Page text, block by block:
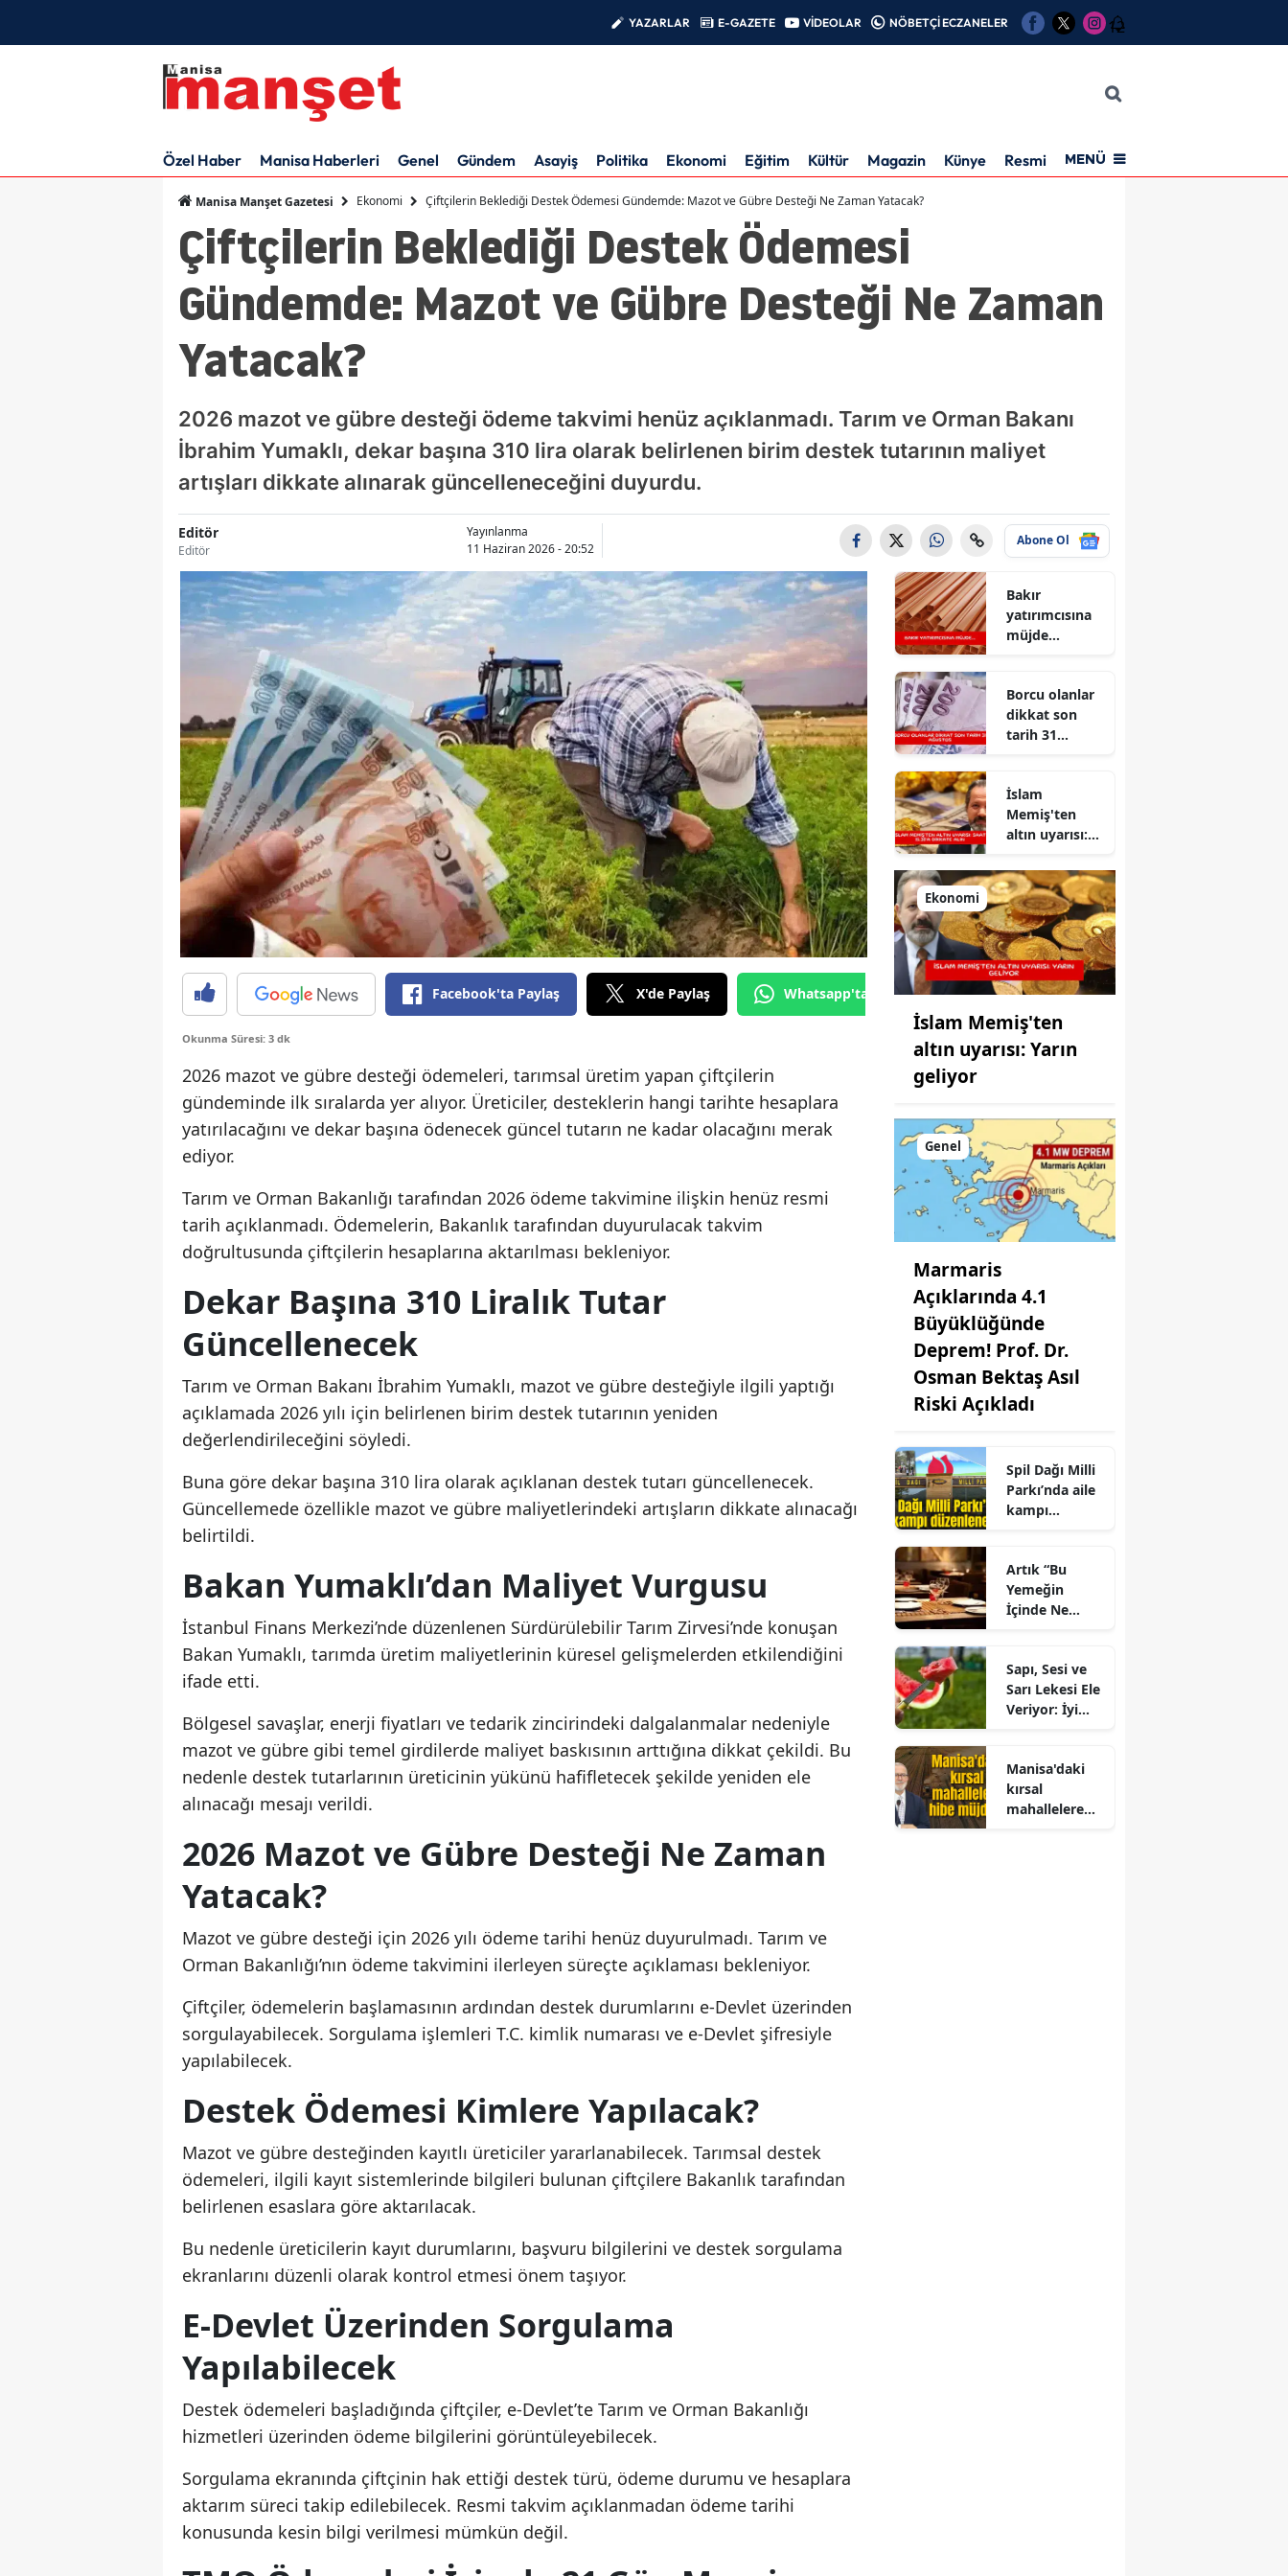
YAZARLAR E-GAZETE VİDEOLAR NÖBETÇİ ECZANELER 12
Özel Haber Manisa Haberleri Genel Gündem Asayiş Politika Ekonomi Eğitim Kültür Magazin Künye Resmi İlanMENÜ
Manisa Manşet Gazetesi Ekonomi Çiftçilerin Beklediği Destek Ödemesi Gündemde: Mazot ve Gübre Desteği Ne Zaman Yatacak?
Çiftçilerin Beklediği Destek Ödemesi
Gündemde: Mazot ve Gübre Desteği Ne Zaman
Yatacak?
2026 mazot ve gübre desteği ödeme takvimi henüz açıklanmadı. Tarım ve Orman Bakanı
İbrahim Yumaklı, dekar başına 310 lira olarak belirlenen birim destek tutarının maliyet
artışları dikkate alınarak güncelleneceğini duyurdu.
Editör
Editör
Yayınlanma
11 Haziran 2026 - 20:52
Abone Ol
Facebook'ta Paylaş X'de Paylaş Whatsapp'tan Gönder
Okunma Süresi: 3 dk
2026 mazot ve gübre desteği ödemeleri, tarımsal üretim yapan çiftçilerin
gündeminde ilk sıralarda yer alıyor. Üreticiler, desteklerin hangi tarihte hesaplara
yatırılacağını ve dekar başına ödenecek güncel tutarın ne kadar olacağını merak
ediyor.
Tarım ve Orman Bakanlığı tarafından 2026 ödeme takvimine ilişkin henüz resmi
tarih açıklanmadı. Ödemelerin, Bakanlık tarafından duyurulacak takvim
doğrultusunda çiftçilerin hesaplarına aktarılması bekleniyor.
Dekar Başına 310 Liralık Tutar
Güncellenecek
Tarım ve Orman Bakanı İbrahim Yumaklı, mazot ve gübre desteğiyle ilgili yaptığı
açıklamada 2026 yılı için belirlenen birim destek tutarının yeniden
değerlendirileceğini söyledi.
Buna göre dekar başına 310 lira olarak açıklanan destek tutarı güncellenecek.
Güncellemede özellikle mazot ve gübre maliyetlerindeki artışların dikkate alınacağı
belirtildi.
Bakan Yumaklı’dan Maliyet Vurgusu
İstanbul Finans Merkezi’nde düzenlenen Sürdürülebilir Tarım Zirvesi’nde konuşan
Bakan Yumaklı, tarımda üretim maliyetlerinin küresel gelişmelerden etkilendiğini
ifade etti.
Bölgesel savaşlar, enerji fiyatları ve tedarik zincirindeki dalgalanmalar nedeniyle
mazot ve gübre gibi temel girdilerde maliyet baskısının arttığına dikkat çekildi. Bu
nedenle destek tutarlarının üreticinin yükünü hafifletecek şekilde yeniden ele
alınacağı mesajı verildi.
2026 Mazot ve Gübre Desteği Ne Zaman
Yatacak?
Mazot ve gübre desteği için 2026 yılı ödeme tarihi henüz duyurulmadı. Tarım ve
Orman Bakanlığı’nın ödeme takvimini ilerleyen süreçte açıklaması bekleniyor.
Çiftçiler, ödemelerin başlamasının ardından destek durumlarını e-Devlet üzerinden
sorgulayabilecek. Sorgulama işlemleri T.C. kimlik numarası ve e-Devlet şifresiyle
yapılabilecek.
Destek Ödemesi Kimlere Yapılacak?
Mazot ve gübre desteğinden kayıtlı üreticiler yararlanabilecek. Tarımsal destek
ödemeleri, ilgili kayıt sistemlerinde bilgileri bulunan çiftçilere Bakanlık tarafından
belirlenen esaslara göre aktarılacak.
Bu nedenle üreticilerin kayıt durumlarını, başvuru bilgilerini ve destek sorgulama
ekranlarını düzenli olarak kontrol etmesi önem taşıyor.
E-Devlet Üzerinden Sorgulama
Yapılabilecek
Destek ödemeleri başladığında çiftçiler, e-Devlet’te Tarım ve Orman Bakanlığı
hizmetleri üzerinden ödeme bilgilerini görüntüleyebilecek.
Sorgulama ekranında çiftçinin hak ettiği destek türü, ödeme durumu ve hesaplara
aktarım süreci takip edilebilecek. Resmi takvim açıklanmadan ödeme tarihi
konusunda kesin bilgi verilmesi mümkün değil.
Bakır
yatırımcısına
müjde...
Borcu olanlar
dikkat son
tarih 31
İslam
Memiş'ten
altın uyarısı:
dikkate alın
Ekonomi
İslam Memiş'ten
altın uyarısı: Yarın
geliyor
Genel
Marmaris
Açıklarında 4.1
Büyüklüğünde
Deprem! Prof. Dr.
Osman Bektaş Asıl
Riski Açıkladı
Spil Dağı Milli
Parkı’nda aile
kampı
Artık “Bu
Yemeğin
İçinde Ne
nız: Menüden
Sipariş
Dönemi
Sapı, Sesi ve
Sarı Lekesi Ele
Veriyor: İyi
Manisa'daki
kırsal
mahallelere